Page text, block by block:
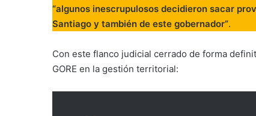
“algunos inescrupulosos decidieron sacar
Santiago y también de este gobernador”.
Con este flanco judicial cerrado de forma
GORE en la gestión territorial: